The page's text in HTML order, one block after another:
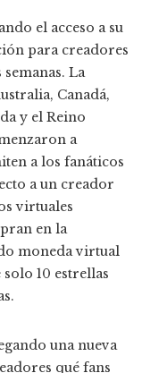
el acceso a su
para creadores
La
Canadá,
y el Reino
a
a los fanáticos
a un creador
virtuales
en la
moneda virtual
10 estrellas
una nueva
qué fans